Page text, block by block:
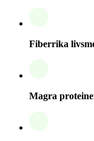
Fiberrika
Magra